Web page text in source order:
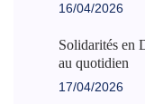
16/04/2026
Solidarités en
au quotidien
17/04/2026